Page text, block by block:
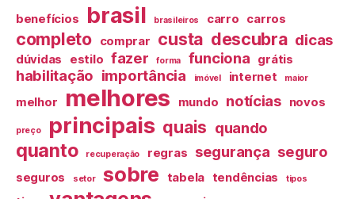
benefícios brasil brasileiros carro carros
completo comprar custa descubra dicas
dúvidas estilo fazer forma funciona grátis
habilitação importância imóvel internet maior
melhor melhores mundo notícias novos
preço principais quais quando
quanto recuperação regras segurança seguro
seguros setor sobre tabela tendências tipos